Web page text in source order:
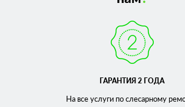
ГАРАНТИЯ 2 ГОДА
На все услуги по слесарному